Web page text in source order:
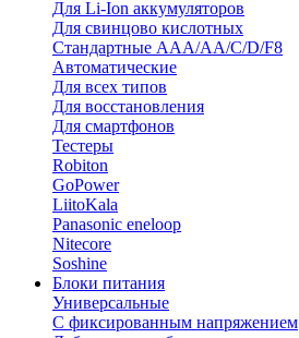
Для Li-Ion аккумуляторов
Для свинцово кислотных
Стандартные ААА/АА/С/D/F8
Автоматические
Для всех типов
Для восстановления
Для смартфонов
Тестеры
Robiton
GoPower
LiitoKala
Panasonic eneloop
Nitecore
Soshine
Блоки питания
Универсальные
C фиксированным напряжением